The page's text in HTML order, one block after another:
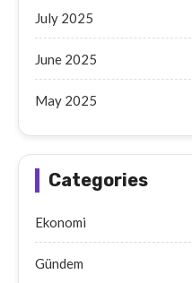
July 2025
June 2025
May 2025
Categories
Ekonomi
Gündem